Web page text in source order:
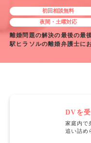
初回相談無料
夜間・土曜対応
離婚問題の解決の最後の最
駅ヒラソルの離婚弁護士に
DVを
家庭内で
追い詰め